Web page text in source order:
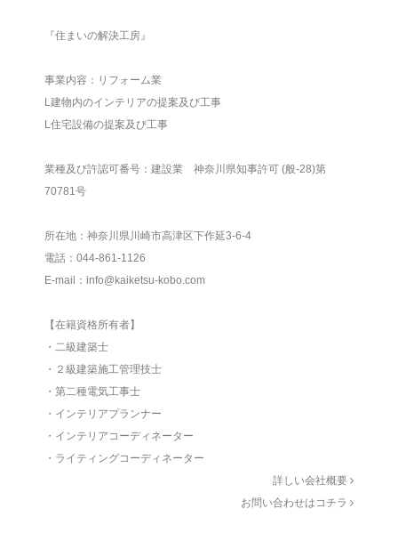
『住まいの解決工房』
事業内容：リフォーム業
L建物内のインテリアの提案及び工事
L住宅設備の提案及び工事
業種及び許認可番号：建設業 神奈川県知事許可 (般-28)第
70781号
所在地：神奈川県川崎市高津区下作延3-6-4
電話：044-861-1126
E-mail：info@kaiketsu-kobo.com
【在籍資格所有者】
・二級建築士
・２級建築施工管理技士
・第二種電気工事士
・インテリアプランナー
・インテリアコーディネーター
・ライティングコーディネーター
詳しい会社概要
お問い合わせはコチラ